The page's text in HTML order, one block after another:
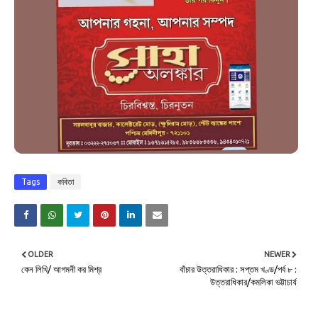
Tags কবিতা
NEWER
বাঁচার উত্তরাধিকার : সপ্তম খণ্ড/পর্ব ৮ :
উত্তরাধিকার/কমলিকা ভট্টাচার্য
OLDER
কেন লিখি/ আগমনী কর মিশ্র